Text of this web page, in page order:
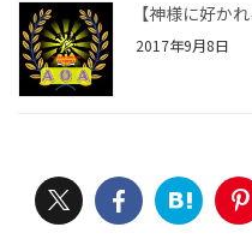
【神様に好か
2017年9月8日